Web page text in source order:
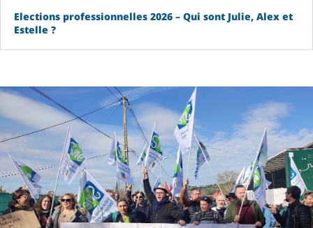
Elections professionnelles 2026 – Qui sont Julie, Alex et
Estelle ?